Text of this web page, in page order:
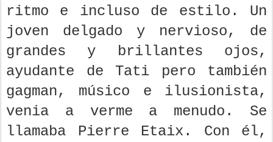
ritmo e incluso de estilo. Un
joven delgado y nervioso, de
grandes y brillantes ojos,
ayudante de Tati pero también
gagman, músico e ilusionista,
venia a verme a menudo. Se
llamaba Pierre Etaix. Con él,